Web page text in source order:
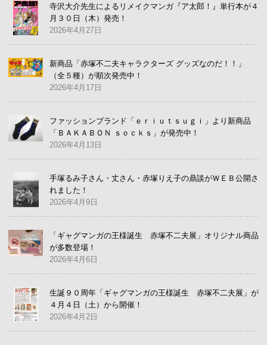
寺沢大介先生によるリメイクマンガ『ア太郎！』単行本が４
月３０日（木）発売！
2026年4月27日
新商品「赤塚不二夫キャラクターズ グッズなのだ！！」
（全５種）が順次発売中！
2026年4月17日
ファッションブランド「ｅｒｉｕｔｓｕｇｉ」より新商品
「ＢＡＫＡＢＯＮ ｓｏｃｋｓ」が発売中！
2026年4月13日
手塚るみ子さん・丈さん・赤塚りえ子の鼎談がＷＥＢ公開さ
れました！
2026年4月9日
「ギャグマンガの王様誕生 赤塚不二夫展」オリジナル商品
が多数登場！
2026年4月6日
生誕９０周年「ギャグマンガの王様誕生 赤塚不二夫展」が
４月４日（土）から開催！
2026年4月2日